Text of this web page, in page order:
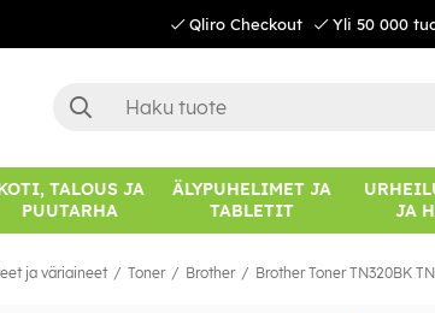
Qliro Checkout Yli 50 000
TALOUS JA
PUUTARHA
ÄLYPUHELIMET JA
TABLETIT
JA
ja väriaineet Toner Brother Brother Toner TN320BK